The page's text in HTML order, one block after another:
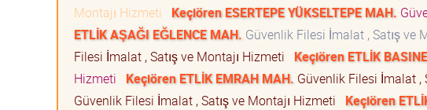
Montajı Hizmeti
Keçiören ESERTEPE YÜKSELTEPE MAH.
ETLİK AŞAĞI EĞLENCE MAH. Güvenlik Filesi İmalat , Satış ve
Filesi İmalat , Satış ve Montajı Hizmeti
Keçiören ETLİK
Hizmeti
Keçiören ETLİK EMRAH MAH. Güvenlik Filesi İmalat ,
Güvenlik Filesi İmalat , Satış ve Montajı Hizmeti
Keçiören